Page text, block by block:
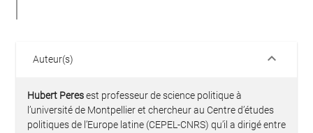
Auteur(s) keyboard_arrow_down
Hubert Peresest professeur de science politique à
l’université de Montpellier et chercheur au Centre d’études
politiques de l’Europe latine (CEPEL-CNRS) qu’il a dirigé entre